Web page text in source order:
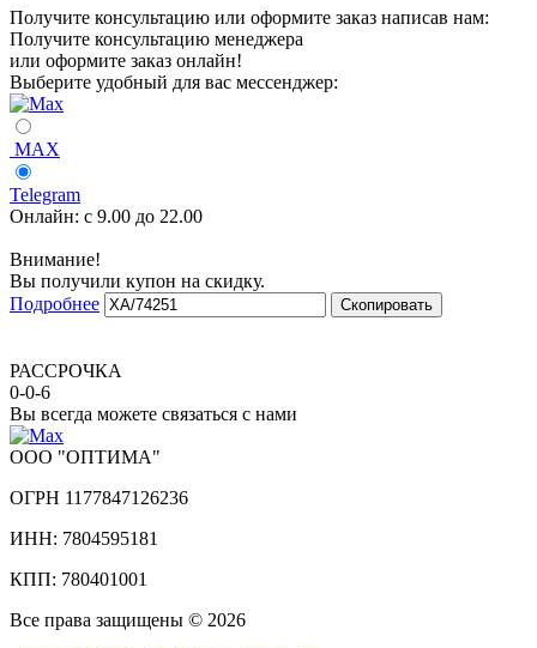
Получите консультацию или оформите заказ написав нам:
Получите консультацию менеджера
или оформите заказ онлайн!
Выберите удобный для вас мессенджер:
MAX
Telegram
Онлайн: с 9.00 до 22.00
Внимание!
Вы получили купон на скидку.
Подробнее
Скопировать
РАССРОЧКА
0-0-6
Вы всегда можете связаться с нами
ООО "ОПТИМА"
ОГРН 1177847126236
ИНН: 7804595181
КПП: 780401001
Все права защищены © 2026